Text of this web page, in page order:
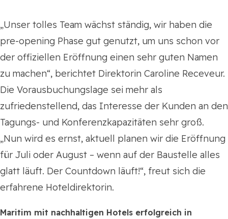
„Unser tolles Team wächst ständig, wir haben die
pre-opening Phase gut genutzt, um uns schon vor
der offiziellen Eröffnung einen sehr guten Namen
zu machen“, berichtet Direktorin Caroline Receveur.
Die Vorausbuchungslage sei mehr als
zufriedenstellend, das Interesse der Kunden an den
Tagungs- und Konferenzkapazitäten sehr groß.
„Nun wird es ernst, aktuell planen wir die Eröffnung
für Juli oder August – wenn auf der Baustelle alles
glatt läuft. Der Countdown läuft!“, freut sich die
erfahrene Hoteldirektorin.
Maritim mit nachhaltigen Hotels erfolgreich in